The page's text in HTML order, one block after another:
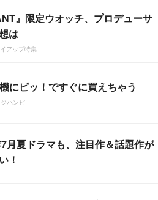
』限定ウオッチ、プロデューサ
は
アップ特集
にピッ！ですぐに買えちゃう
ジハンピ
月夏ドラマも、注目作＆話題作が
！